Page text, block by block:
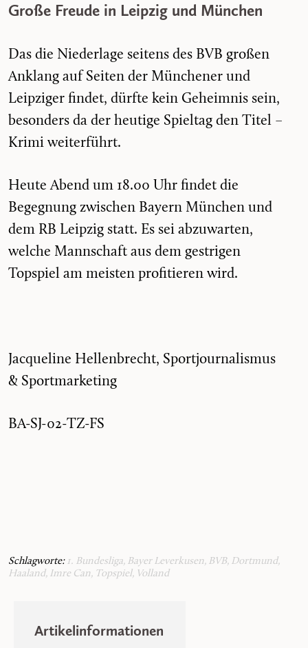
Große Freude in Leipzig und München
Das die Niederlage seitens des BVB großen
Anklang auf Seiten der Münchener und
Leipziger findet, dürfte kein Geheimnis sein,
besonders da der heutige Spieltag den Titel –
Krimi weiterführt.
Heute Abend um 18.00 Uhr findet die
Begegnung zwischen Bayern München und
dem RB Leipzig statt. Es sei abzuwarten,
welche Mannschaft aus dem gestrigen
Topspiel am meisten profitieren wird.
Jacqueline Hellenbrecht, Sportjournalismus
& Sportmarketing
BA-SJ-02-TZ-FS
Schlagworte: 1. Bundesliga, Bayer Leverkusen, BVB, Dortmund,
Haaland, Imre Can, Topspiel, Volland
Artikelinformationen